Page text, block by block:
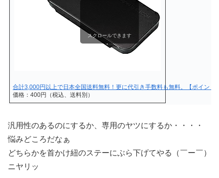
合計3,000円以上で日本全国送料無料！更に代引き手数料も無料。【ポイン
価格：400円（税込、送料別）
スクロールできます
汎用性のあるのにするか、専用のヤツにするか・・・・
悩みどころだなぁ
どちらかを首かけ紐のステーにぶら下げてやる（￣ー￣）
ニヤリッ